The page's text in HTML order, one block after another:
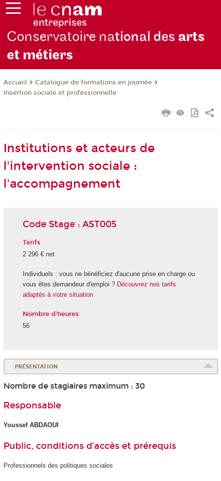
Conservatoire national des arts
et métiers
Accueil
Catalogue de formations en journée
Insertion sociale et professionnelle
Institutions et acteurs de
l'intervention sociale :
l'accompagnement
Code Stage : AST005
Tarifs
2 296 € net
Individuels : vous ne bénéficiez d'aucune prise en charge ou
vous êtes demandeur d'emploi ? Découvrez nos tarifs
adaptés à votre situation
Nombre d'heures
56
PRÉSENTATION
Nombre de stagiaires maximum : 30
Responsable
Youssef ABDAOUI
Public, conditions d’accès et prérequis
Professionnels des politiques sociales